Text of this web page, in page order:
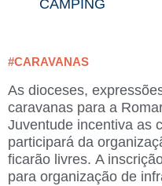
CAMPING
#CARAVANAS
As dioceses,
caravanas para a
Juventude incentiva as
participará da
ficarão livres. A
para organização de